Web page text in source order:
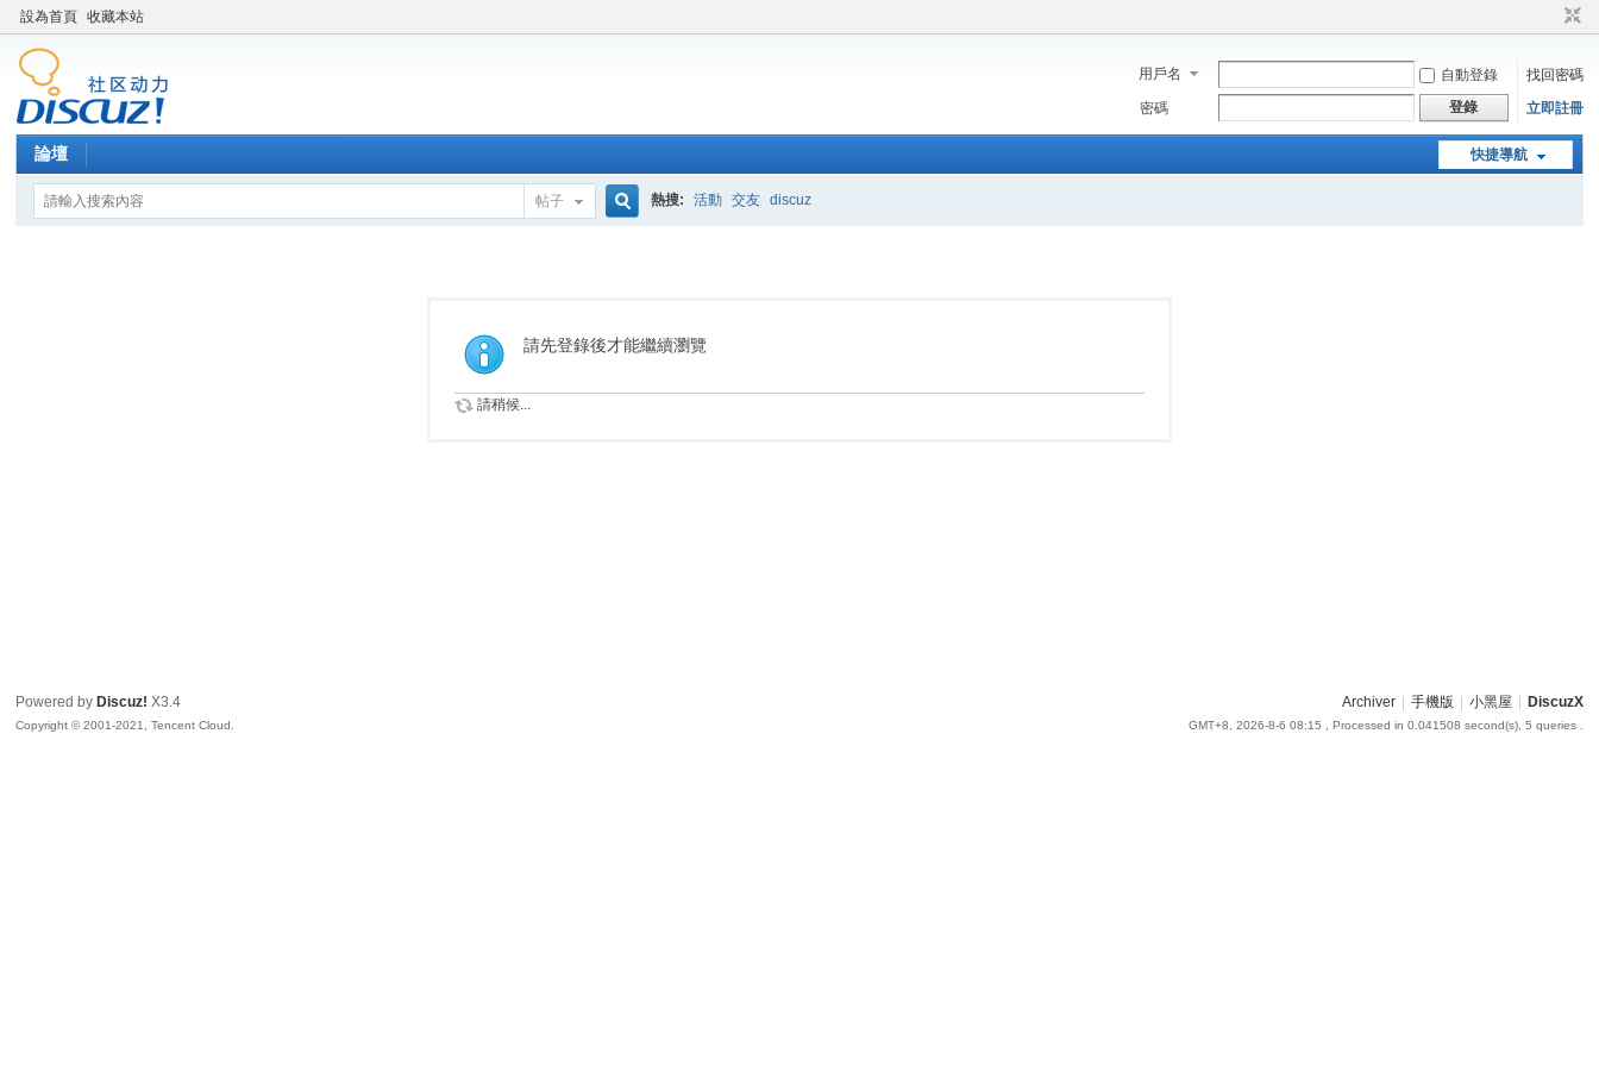
設為首頁 收藏本站
用戶名 自動登錄
找回密碼
密碼
登錄 立即註冊
快捷導航
論壇
帖子
索
熱搜: 活動 交友 discuz
請先登錄後才能繼續瀏覽
請稍候...
Archiver 手機版 小黑屋 DiscuzX
GMT+8, 2026-8-6 08:15 , Processed in 0.041508 second(s), 5 queries .
Powered by Discuz! X3.4
Copyright © 2001-2021, Tencent Cloud.